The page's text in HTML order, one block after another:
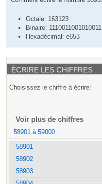
Octale: 163123
Binaire: 1110011001010011
Hexadécimal: e653
ÉCRIRE LES CHIFFRES
Choisissez le chiffre à écrire:
Voir plus de chiffres
58901 à 59000
58901
58902
58903